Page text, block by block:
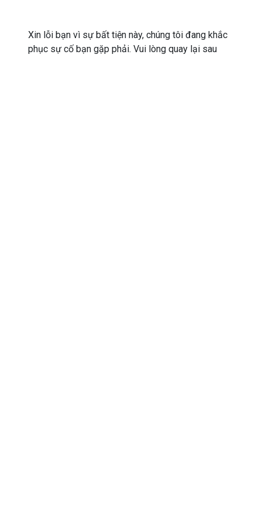
Xin lỗi bạn vì sự bất tiện này, chúng tôi đang khắc
phục sự cố bạn gặp phải. Vui lòng quay lại sau